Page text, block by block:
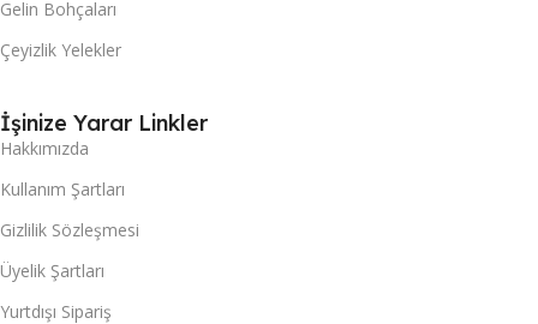
Gelin Bohçaları
Çeyizlik Yelekler
İşinize Yarar Linkler
Hakkımızda
Kullanım Şartları
Gizlilik Sözleşmesi
Üyelik Şartları
Yurtdışı Sipariş